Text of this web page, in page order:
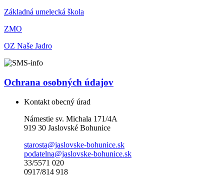
Základná umelecká škola
ZMO
OZ Naše Jadro
Ochrana osobných údajov
Kontakt obecný úrad
Námestie sv. Michala 171/4A
919 30 Jaslovské Bohunice
starosta@jaslovske-bohunice.sk
podatelna@jaslovske-bohunice.sk
33/5571 020
0917/814 918